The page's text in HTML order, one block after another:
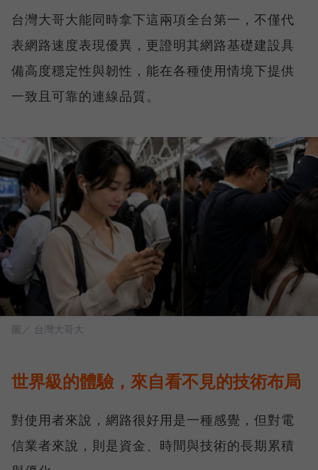
台灣大哥大能同時拿下這兩項全台第一，不僅代
表網路速度表現優異，更證明其網路基礎建設具
備高度穩定性與韌性，能在各種使用情境下提供
一致且可靠的連線品質。
圖／ 台灣大哥大
世界級的體驗，來自看不見的技術布局
對使用者來說，網路很好用是一種感覺，但對電
信業者來說，則是資金、時間與技術的長期累積